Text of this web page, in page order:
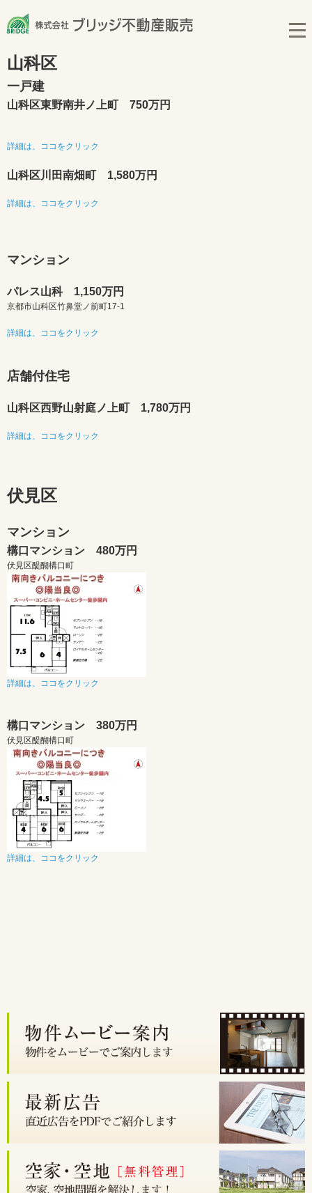
山科区
一戸建
山科区東野南井ノ上町 750万円
詳細は、ココをクリック
山科区川田南畑町 1,580万円
詳細は、ココをクリック
マンション
パレス山科 1,150万円
京都市山科区竹鼻堂ノ前町17-1
詳細は、ココをクリック
店舗付住宅
山科区西野山射庭ノ上町 1,780万円
詳細は、ココをクリック
伏見区
マンション
構口マンション 480万円
伏見区醍醐構口町
詳細は、ココをクリック
構口マンション 380万円
伏見区醍醐構口町
詳細は、ココをクリック